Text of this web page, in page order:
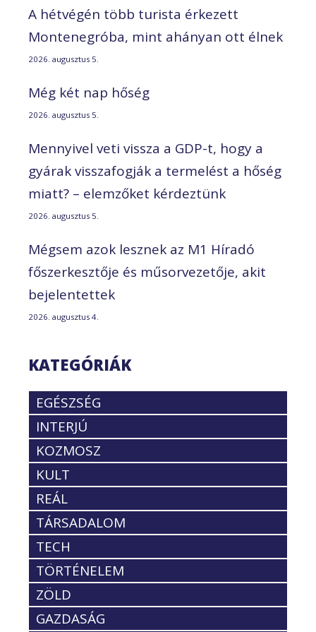
A hétvégén több turista érkezett
Montenegróba, mint ahányan ott élnek
2026. augusztus 5.
Még két nap hőség
2026. augusztus 5.
Mennyivel veti vissza a GDP-t, hogy a
gyárak visszafogják a termelést a hőség
miatt? – elemzőket kérdeztünk
2026. augusztus 5.
Mégsem azok lesznek az M1 Híradó
főszerkesztője és műsorvezetője, akit
bejelentettek
2026. augusztus 4.
KATEGÓRIÁK
EGÉSZSÉG
INTERJÚ
KOZMOSZ
KULT
REÁL
TÁRSADALOM
TECH
TÖRTÉNELEM
ZÖLD
GAZDASÁG